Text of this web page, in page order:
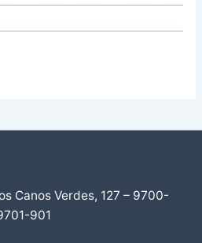
Canos Verdes, 127 – 9700-
901